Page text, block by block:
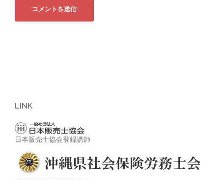
LINK
日本販売士協会登録講師